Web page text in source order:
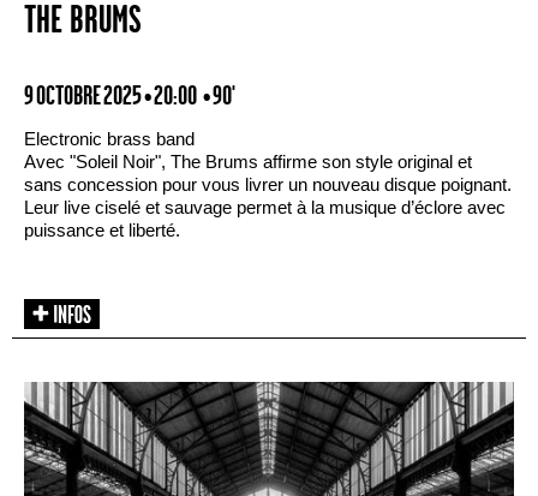
THE BRUMS
9 OCTOBRE 2025 • 20:00 • 90'
Electronic brass band
Avec "Soleil Noir", The Brums affirme son style original et
sans concession pour vous livrer un nouveau disque poignant.
Leur live ciselé et sauvage permet à la musique d’éclore avec
puissance et liberté.